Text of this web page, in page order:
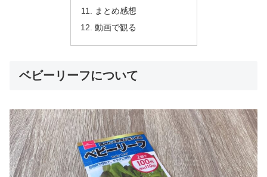
まとめ感想
動画で観る
ベビーリーフについて